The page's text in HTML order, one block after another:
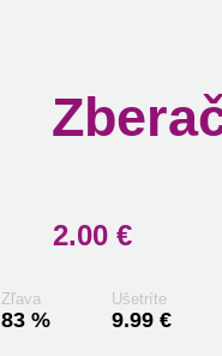
2.00 €
Zľava
83 %
Ušetríte
9.99 €